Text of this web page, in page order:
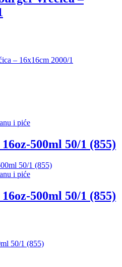
– 16x16cm 2000/1
i piće
500ml 50/1 (855)
i piće
500ml 50/1 (855)
50/1 (855)